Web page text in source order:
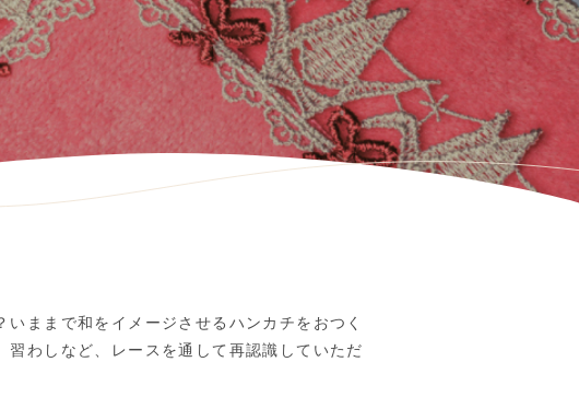
ままで和をイメージさせるハンカチをおつく
わしなど、レースを通して再認識していただ